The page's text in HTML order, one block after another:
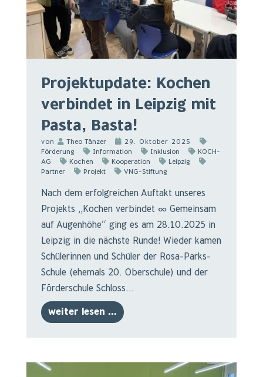
Projektupdate: Kochen
verbindet in Leipzig mit
Pasta, Basta!
von Theo Tänzer
29. Oktober 2025
Förderung
Information Inklusion
KOCH-
AG
Kochen Kooperation
Leipzig
Partner
Projekt VNG-Stiftung
Nach dem erfolgreichen Auftakt unseres
Projekts „Kochen verbindet ∞ Gemeinsam
auf Augenhöhe“ ging es am 28.10.2025 in
Leipzig in die nächste Runde! Wieder kamen
Schülerinnen und Schüler der Rosa-Parks-
Schule (ehemals 20. Oberschule) und der
Förderschule Schloss...
weiter lesen ...